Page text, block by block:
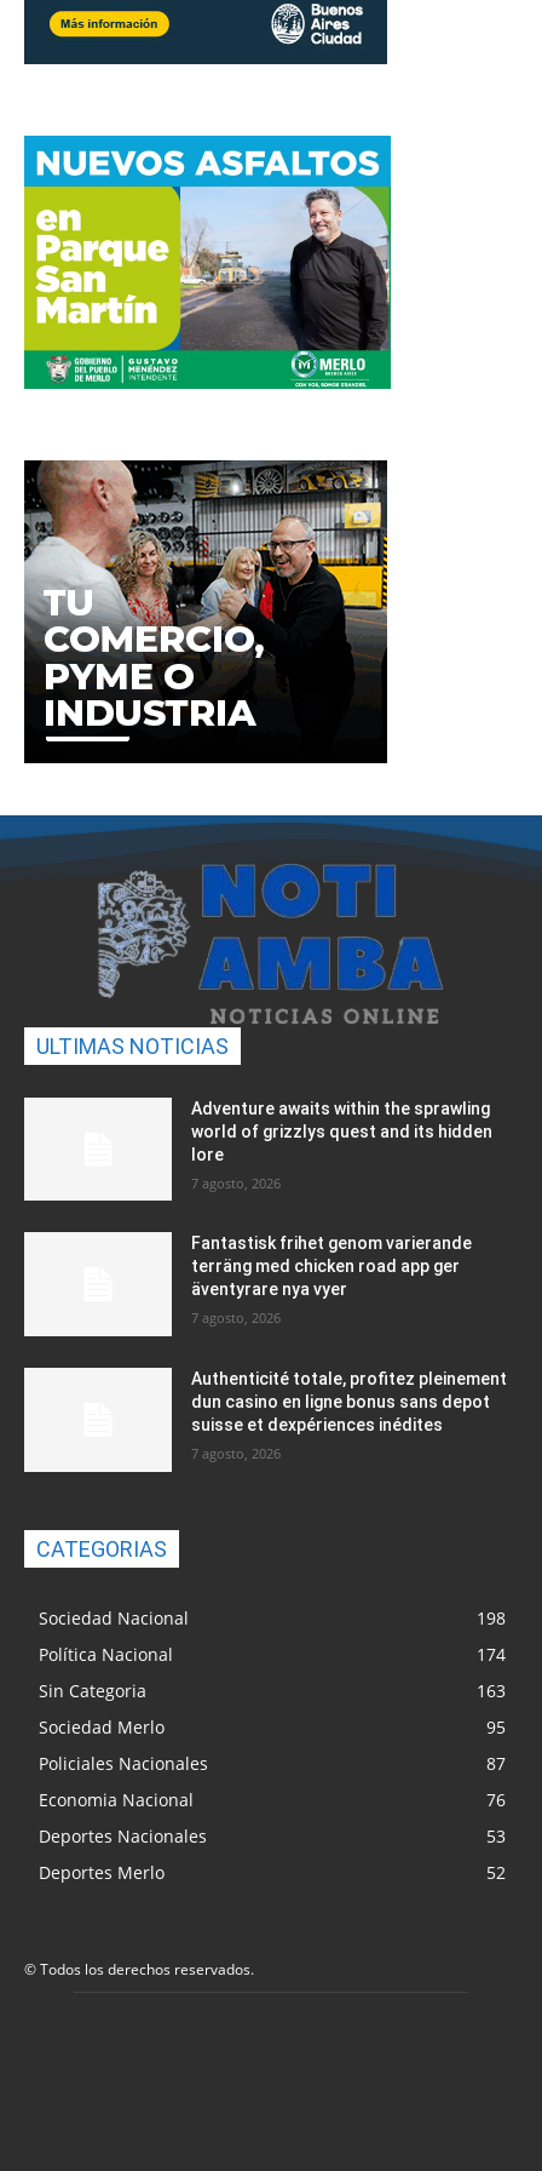
ULTIMAS NOTICIAS
Adventure awaits within the sprawling
world of grizzlys quest and its hidden
lore
7 agosto, 2026
Fantastisk frihet genom varierande
terräng med chicken road app ger
äventyrare nya vyer
7 agosto, 2026
Authenticité totale, profitez pleinement
dun casino en ligne bonus sans depot
suisse et dexpériences inédites
7 agosto, 2026
CATEGORIAS
Sociedad Nacional
198
Política Nacional
174
Sin Categoria
163
Sociedad Merlo
95
Policiales Nacionales
87
Economia Nacional
76
Deportes Nacionales
53
Deportes Merlo
52
© Todos los derechos reservados.